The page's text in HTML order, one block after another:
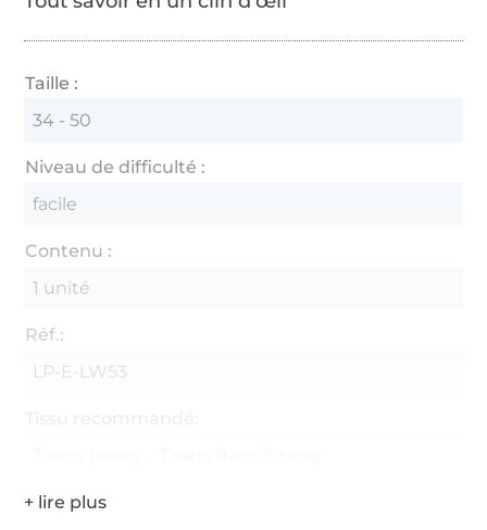
Taille :
34 - 50
Niveau de difficulté :
facile
Contenu :
1 unité
Réf.:
LP-E-LW53